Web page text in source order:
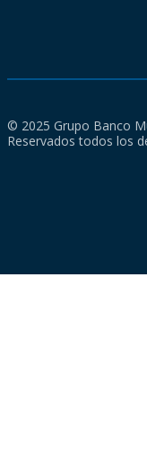
© 2025 Grupo Banco
Reservados todos los